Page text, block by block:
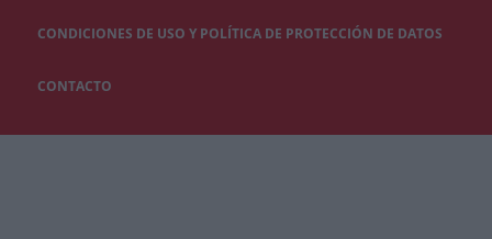
CONDICIONES DE USO Y POLÍTICA DE PROTECCIÓN DE DATOS
CONTACTO